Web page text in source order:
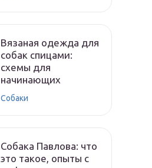
Вязаная одежда для
собак спицами:
схемы для
начинающих
Собаки
Собака Павлова: что
это такое, опыты с